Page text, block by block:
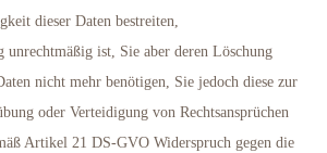
dieser Daten bestreiten,
unrechtmäßig ist, Sie aber deren Löschung
nicht mehr benötigen, Sie jedoch diese zur
oder Verteidigung von Rechtsansprüchen
Artikel 21 DS-GVO Widerspruch gegen die